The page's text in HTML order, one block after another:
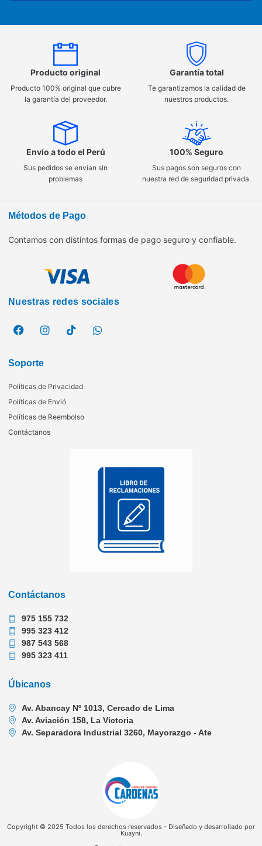
Producto original
Producto 100% original que cubre
la garantía del proveedor.
Garantía total
Te garantizamos la calidad de
nuestros productos.
Envío a todo el Perú
Sus pedidos se envían sin
problemas
100% Seguro
Sus pagos son seguros con
nuestra red de seguridad privada.
Métodos de Pago
Contamos con distintos formas de pago seguro y confiable.
Nuestras redes sociales
Soporte
Políticas de Privacidad
Políticas de Envió
Políticas de Reembolso
Contáctanos
Contáctanos
975 155 732
995 323 412
987 543 568
995 323 411
Úbicanos
Av. Abancay Nº 1013, Cercado de Lima
Av. Aviación 158, La Victoria
Av. Separadora Industrial 3260, Mayorazgo - Ate
Copyright © 2025 Todos los derechos reservados - Diseñado y desarrollado por
Kuayni.